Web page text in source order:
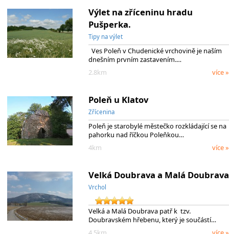
Výlet na zříceninu hradu
Pušperka.
Tipy na výlet
Ves Poleň v Chudenické vrchovině je naším
dnešním prvním zastavením.…
2.8km
více »
Poleň u Klatov
Zřícenina
Poleň je starobylé městečko rozkládající se na
pahorku nad říčkou Poleňkou…
4km
více »
Velká Doubrava a Malá Doubrava
Vrchol
Velká a Malá Doubrava patř k tzv.
Doubravském hřebenu, který je součástí…